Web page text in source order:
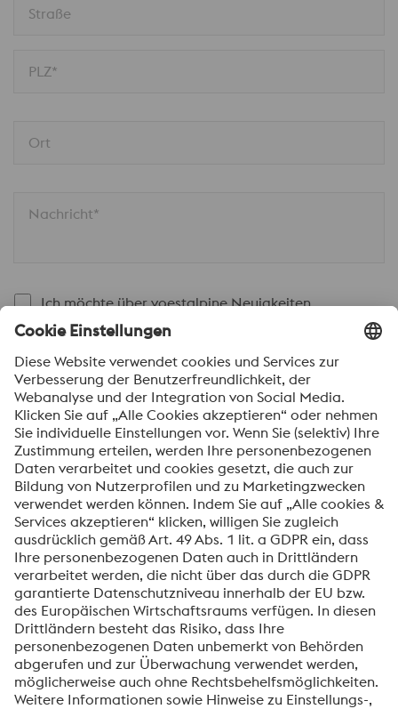
Straße
PLZ*
Ort
Nachricht*
Ich möchte über voestalpine Neuigkeiten
automatisch informiert werden.
SENDEN
Anti-Roboter-Verifizierung
Hier klicken
FriendlyCaptcha ⇗
Mit dem Absenden dieses Formulars werden Ihre
personenbezogenen Daten zum Zweck der Bearbeitung
Ihrer Anfrage verarbeitet. Weitere Informationen zur
Verarbeitung Ihrer personenbezogenen Daten sowie zu
Ihren Rechten finden Sie in unserer
Datenschutzmitteilung.